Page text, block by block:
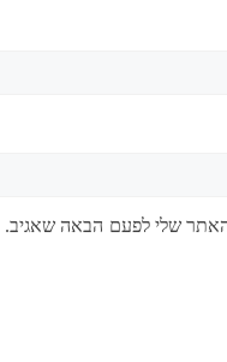
שלי לפעם הבאה שאגיב.